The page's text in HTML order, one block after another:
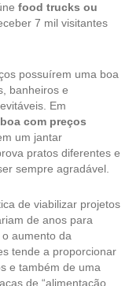
food trucks ou
7 mil visitantes
possuírem uma boa
banheiros e
Em
com preços
um jantar
pratos diferentes e
sempre agradável.
de viabilizar projetos
de anos para
aumento da
tende a proporcionar
e também de uma
de “alimentação